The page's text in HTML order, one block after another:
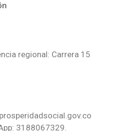
regional: Carrera 15
3188067329.